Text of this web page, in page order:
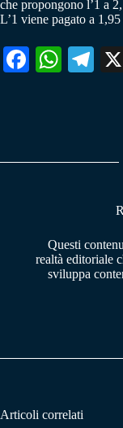
che propongono l’1 a
L’1 viene pagato a
Fa W
pp
Te
m
Questi
realtà editoriale
sviluppa
Articoli correlati